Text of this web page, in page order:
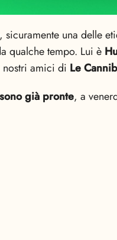
, sicuramente una delle
qualche tempo. Lui è
amici di Le
già pronte, a